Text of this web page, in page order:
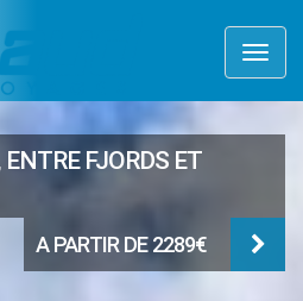
FJORDS ET
A PARTIR DE 2289€